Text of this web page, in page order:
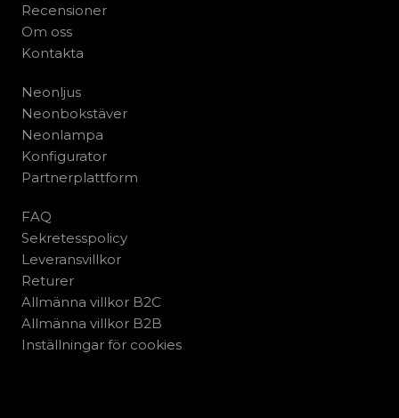
Recensioner
Om oss
Kontakta
Neonljus
Neonbokstäver
Neonlampa
Konfigurator
Partnerplattform
FAQ
Sekretesspolicy
Leveransvillkor
Returer
Allmänna villkor B2C
Allmänna villkor B2B
Inställningar för cookies